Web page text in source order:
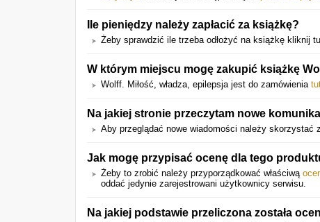
Ile pieniędzy należy zapłacić za książkę?
Żeby sprawdzić ile trzeba odłożyć na książkę kliknij
W którym miejscu mogę zakupić książkę
Wolff. Miłość, władza, epilepsja jest do zamówienia
Na jakiej stronie przeczytam nowe
Aby przeglądać nowe wiadomości należy skorzystać
Jak mogę przypisać ocenę dla tego
Żeby to zrobić należy przyporządkować właściwą
oddać jedynie zarejestrowani użytkownicy serwisu.
Na jakiej podstawie przeliczona została